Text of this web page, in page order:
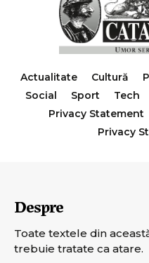
Actualitate Cultură
Social
Sport Tech
Privacy Statement
Privacy
Despre
Toate textele din
trebuie tratate ca atare.